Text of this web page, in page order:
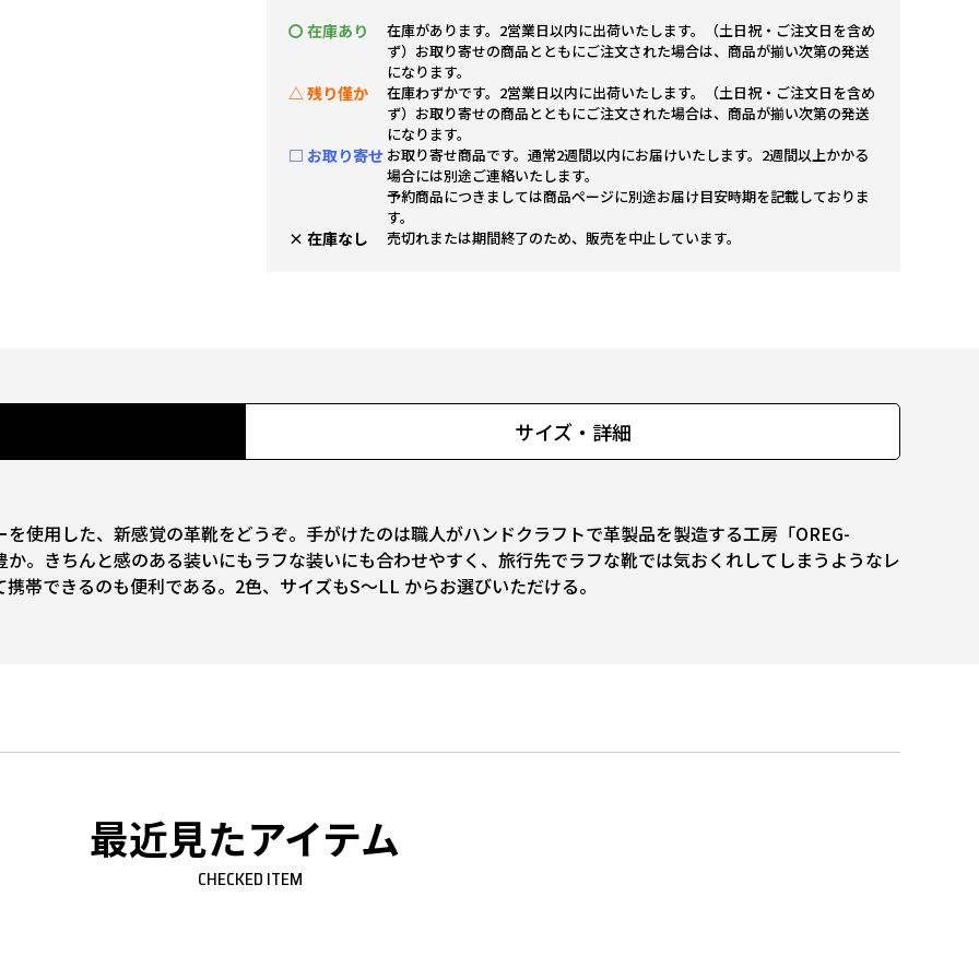
〇 在庫あり
在庫があります。2営業日以内に出荷いたします。（土日祝・ご注文日を含め
ず）お取り寄せの商品とともにご注文された場合は、商品が揃い次第の発送
になります。
△ 残り僅か
在庫わずかです。2営業日以内に出荷いたします。（土日祝・ご注文日を含め
ず）お取り寄せの商品とともにご注文された場合は、商品が揃い次第の発送
になります。
□ お取り寄せ お取り寄せ商品です。通常2週間以内にお届けいたします。2週間以上かかる
場合には別途ご連絡いたします。
予約商品につきましては商品ページに別途お届け目安時期を記載しておりま
す。
× 在庫なし 売切れまたは期間終了のため、販売を中止しています。
サイズ・詳細
用した、新感覚の革靴をどうぞ。手がけたのは職人がハンドクラフトで革製品を製造する工房「OREG-
。きちんと感のある装いにもラフな装いにも合わせやすく、旅行先でラフな靴では気おくれしてしまうようなレ
帯できるのも便利である。2色、サイズもS～LL からお選びいただける。
最近見たアイテム
CHECKED ITEM